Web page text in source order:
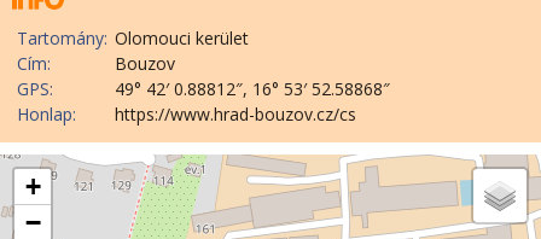
Tartomány: Olomouci kerület
Cím:
Bouzov
GPS:
49° 42′ 0.88812″, 16° 53′ 52.58868″
Honlap:
https://www.hrad-bouzov.cz/cs
+
−